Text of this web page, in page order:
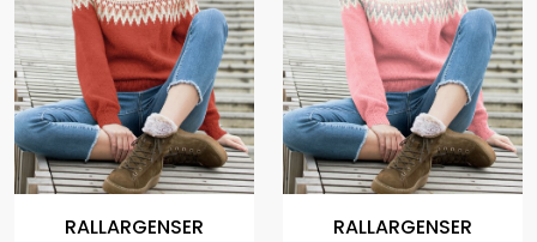
RALLARGENSER RALLARGENSER